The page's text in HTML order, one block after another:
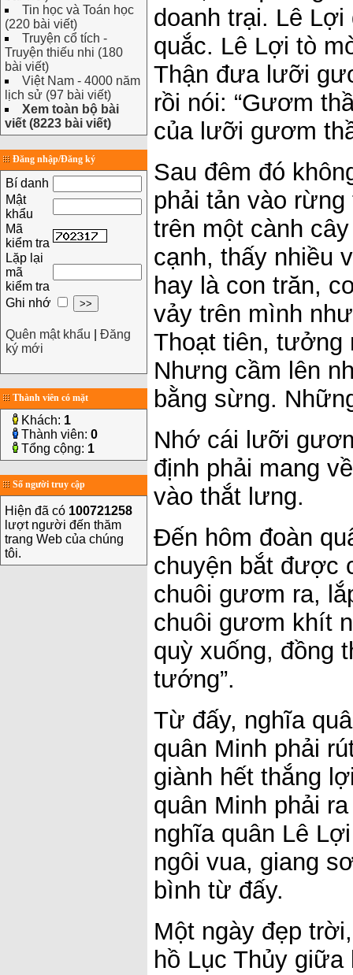
Tin học và Toán học
(220 bài viết)
Truyện cổ tích -
Truyện thiếu nhi (180
bài viết)
Việt Nam - 4000 năm
lịch sử (97 bài viết)
Xem toàn bộ bài
viết (8223 bài viết)
Đăng nhập/Đăng ký
Bí danh
Mật
khẩu
Mã
kiểm tra
Lặp lại
mã
kiểm tra
Ghi nhớ
Quên mật khẩu
Đăng
ký mới
Thành viên có mặt
Khách: 1
Thành viên: 0
Tổng cộng: 1
Số người truy cập
Hiện đã có 100721258
lượt người đến thăm
trang Web của chúng
tôi.
doanh trại. Lê
quắc. Lê Lợi tò
Thận đưa lưỡi
rồi nói: “Gươm
của lưỡi gươm
Sau đêm đó
phải tản vào
trên một cành
cạnh, thấy nhiều
hay là con trăn,
vảy trên mình
Thoạt tiên, tưởng
Nhưng cầm lên
bằng sừng.
Nhớ cái lưỡi
định phải mang
vào thắt lưng.
Đến hôm đoàn
chuyện bắt được
chuôi gươm ra,
chuôi gươm khít
quỳ xuống, đồng
tướng”.
Từ đấy, nghĩa
quân Minh phải
giành hết thắng
quân Minh phải
nghĩa quân Lê
ngôi vua, giang
bình từ đấy.
Một ngày đẹp
hồ Lục Thủy